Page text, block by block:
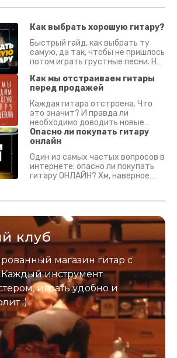
Как выбрать хорошую гитару?
Быстрый гайд, как выбрать ту
самую, да так, чтобы не пришлось
потом играть грустные песни. На
Как мы отстраиваем гитары
перед продажей
Каждая гитара отстроена. Что
это значит? И правда ли
необходимо доводить новые
гитары? Если кратко - да.
Подробно - в видео :)
Опасно ли покупать гитару
онлайн
Один из самых частых вопросов в
интернете: опасно ли покупать
гитару ОНЛАЙН? Хм, наверное
застрахован. Случись что -
клуб
магазин гитар с
Каждый инструмент
играть удобно и
:)